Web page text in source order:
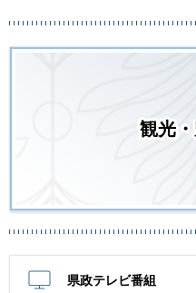
観光
県政テレビ番組